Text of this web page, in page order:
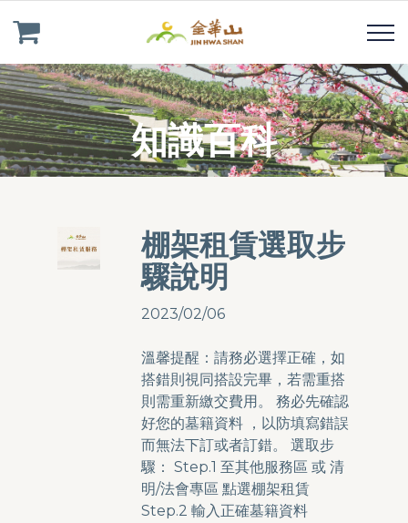
知識百科
棚架租賃選取步
驟說明
2023/02/06
溫馨提醒：請務必選擇正確，如
搭錯則視同搭設完畢，若需重搭
則需重新繳交費用。 務必先確認
好您的墓籍資料 ，以防填寫錯誤
而無法下訂或者訂錯。 選取步
驟： Step.1 至其他服務區 或 清
明/法會專區 點選棚架租賃
Step.2 輸入正確墓籍資料